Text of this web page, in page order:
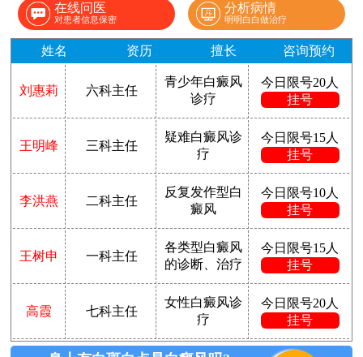
在线问医
对患者信息保密
分析病情
明明白白做治疗
姓名 资历 擅长 咨询预约
刘惠莉 六科主任
青少年白癜风
诊疗
今日限号20人
挂号
王明峰 三科主任
疑难白癜风诊
疗
今日限号15人
挂号
李洪燕 二科主任
反复发作型白
癜风
今日限号10人
挂号
王树申 一科主任
各类型白癜风
的诊断、治疗
今日限号15人
挂号
高霞 七科主任
女性白癜风诊
疗
今日限号20人
挂号